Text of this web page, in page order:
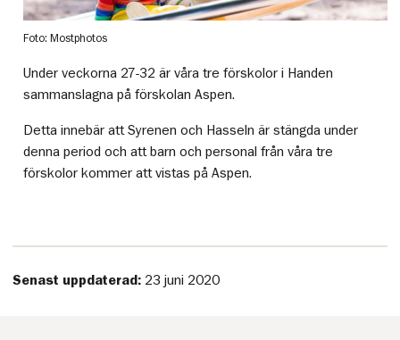
Foto: Mostphotos
Under veckorna 27-32 är våra tre förskolor i Handen
sammanslagna på förskolan Aspen.
Detta innebär att Syrenen och Hasseln är stängda under
denna period och att barn och personal från våra tre
förskolor kommer att vistas på Aspen.
Senast uppdaterad: 23 juni 2020